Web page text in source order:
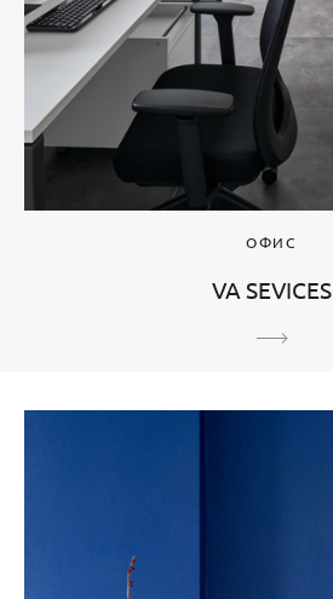
ОФИС
VA SEVICES